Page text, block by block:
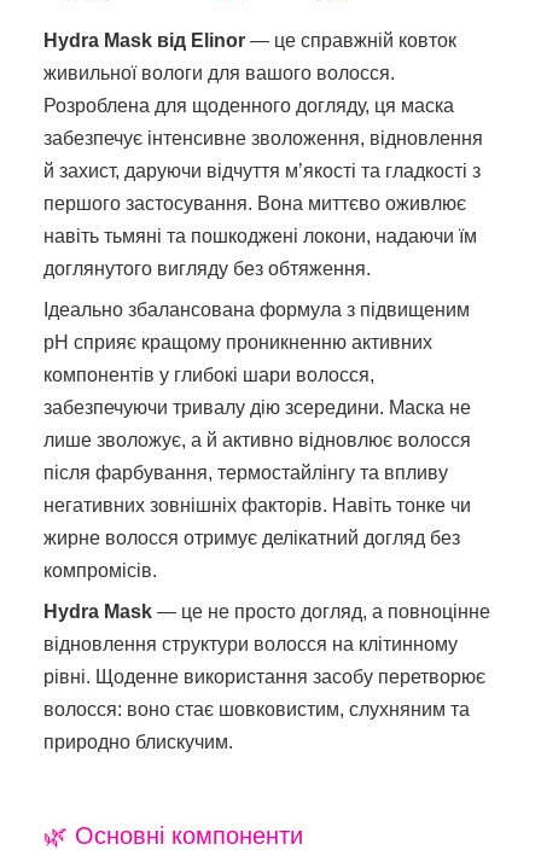
Hydra Mask від Elinor — це справжній ковток
живильної вологи для вашого волосся.
Розроблена для щоденного догляду, ця маска
забезпечує інтенсивне зволоження, відновлення
й захист, даруючи відчуття м’якості та гладкості з
першого застосування. Вона миттєво оживлює
навіть тьмяні та пошкоджені локони, надаючи їм
доглянутого вигляду без обтяження.
Ідеально збалансована формула з підвищеним
pH сприяє кращому проникненню активних
компонентів у глибокі шари волосся,
забезпечуючи тривалу дію зсередини. Маска не
лише зволожує, а й активно відновлює волосся
після фарбування, термостайлінгу та впливу
негативних зовнішніх факторів. Навіть тонке чи
жирне волосся отримує делікатний догляд без
компромісів.
Hydra Mask — це не просто догляд, а повноцінне
відновлення структури волосся на клітинному
рівні. Щоденне використання засобу перетворює
волосся: воно стає шовковистим, слухняним та
природно блискучим.
🌿 Основні компоненти